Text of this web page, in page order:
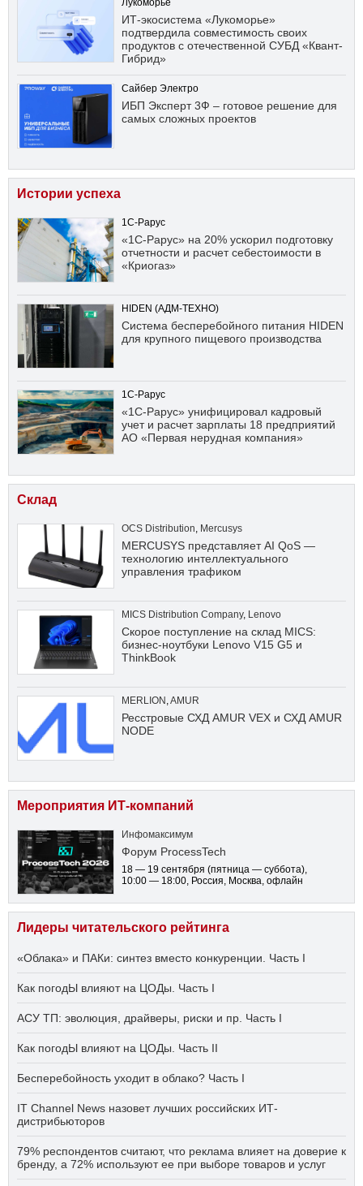
Лукоморье
ИТ-экосистема «Лукоморье»
подтвердила совместимость своих
продуктов с отечественной СУБД «Квант-
Гибрид»
Сайбер Электро
ИБП Эксперт 3Ф – готовое решение для
самых сложных проектов
Истории успеха
1С-Рарус
«1С-Рарус» на 20% ускорил подготовку
отчетности и расчет себестоимости в
«Криогаз»
HIDEN (АДМ-ТЕХНО)
Система бесперебойного питания HIDEN
для крупного пищевого производства
1С-Рарус
«1С-Рарус» унифицировал кадровый
учет и расчет зарплаты 18 предприятий
АО «Первая нерудная компания»
Склад
OCS Distribution, Mercusys
MERCUSYS представляет AI QoS —
технологию интеллектуального
управления трафиком
MICS Distribution Company, Lenovo
Скорое поступление на склад MICS:
бизнес-ноутбуки Lenovo V15 G5 и
ThinkBook
MERLION ,AMUR
Ресстровые СХД AMUR VEX и СХД AMUR
NODE
Мероприятия ИТ-компаний
Инфомаксимум
Форум ProcessTech
18 — 19 сентября (пятница — суббота),
10:00 — 18:00, Россия, Москва, офлайн
Лидеры читательского рейтинга
«Облака» и ПАКи: синтез вместо конкуренции. Часть I
Как погодЫ влияют на ЦОДы. Часть I
АСУ ТП: эволюция, драйверы, риски и пр. Часть I
Как погодЫ влияют на ЦОДы. Часть II
Бесперебойность уходит в облако? Часть I
IT Channel News назовет лучших российских ИТ-
дистрибьюторов
79% респондентов считают, что реклама влияет на доверие к
бренду, а 72% используют ее при выборе товаров и услуг